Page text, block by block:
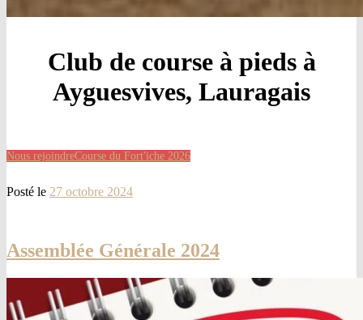
Club de course à pieds à
Ayguesvives, Lauragais
Nous rejoindreCourse du Fort'iche 2026
Posté le 27 octobre 2024
Assemblée Générale 2024